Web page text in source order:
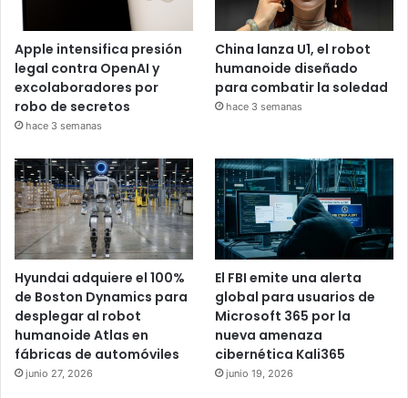
Apple intensifica presión
legal contra OpenAI y
excolaboradores por
robo de secretos
hace 3 semanas
China lanza U1, el robot
humanoide diseñado
para combatir la soledad
hace 3 semanas
Hyundai adquiere el 100%
de Boston Dynamics para
desplegar al robot
humanoide Atlas en
fábricas de automóviles
junio 27, 2026
El FBI emite una alerta
global para usuarios de
Microsoft 365 por la
nueva amenaza
cibernética Kali365
junio 19, 2026